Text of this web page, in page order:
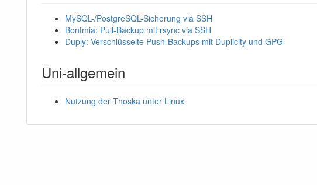
MySQL-/PostgreSQL-Sicherung via SSH
Bontmia: Pull-Backup mit rsync via SSH
Duply: Verschlüsselte Push-Backups mit Duplicity und GPG
Uni-allgemein
Nutzung der Thoska unter Linux